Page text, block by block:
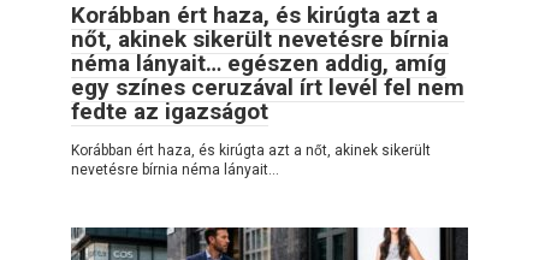
Korábban ért haza, és kirúgta azt a
nőt, akinek sikerült nevetésre bírnia
néma lányait… egészen addig, amíg
egy színes ceruzával írt levél fel nem
fedte az igazságot
Korábban ért haza, és kirúgta azt a nőt, akinek sikerült
nevetésre bírnia néma lányait…